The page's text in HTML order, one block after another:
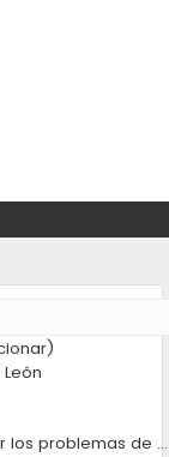
León
¿Los materiales modernos ayudan a reducir los problemas de desgaste en los coches?